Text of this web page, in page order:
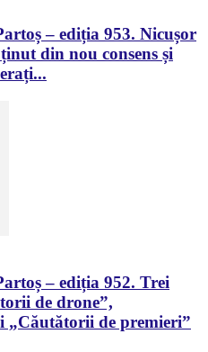
– ediția 953. Nicușor
din nou consens și
– ediția 952. Trei
de drone”,
„Căutătorii de premieri”